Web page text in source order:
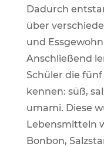
Dadurch
über
und
Anschließend
Schüler die
kennen: süß,
umami. Diese
Lebensmitteln
Bonbon,